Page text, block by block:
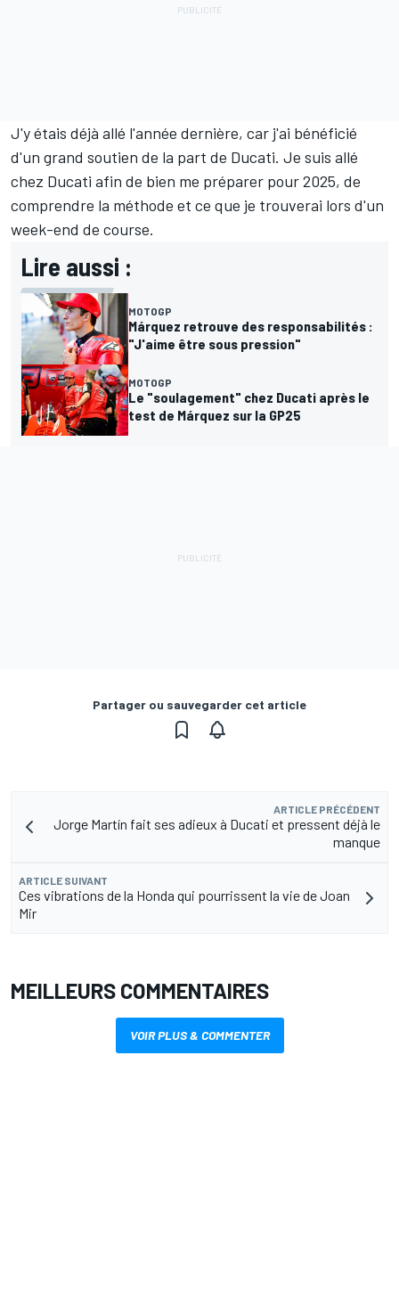
J'y étais déjà allé l'année dernière, car j'ai bénéficié
d'un grand soutien de la part de Ducati. Je suis allé
chez Ducati afin de bien me préparer pour 2025, de
comprendre la méthode et ce que je trouverai lors d'un
week-end de course.
Lire aussi :
MOTOGP
Márquez retrouve des responsabilités :
"J'aime être sous pression"
MOTOGP
Le "soulagement" chez Ducati après le
test de Márquez sur la GP25
Partager ou sauvegarder cet article
ARTICLE PRÉCÉDENT
Jorge Martín fait ses adieux à Ducati et pressent déjà le
manque
ARTICLE SUIVANT
Ces vibrations de la Honda qui pourrissent la vie de Joan
Mir
MEILLEURS COMMENTAIRES
VOIR PLUS & COMMENTER